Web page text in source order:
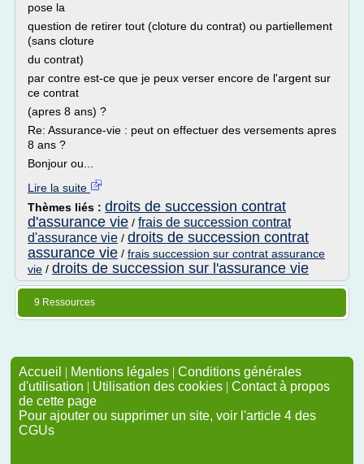
pose la
question de retirer tout (cloture du contrat) ou partiellement
(sans cloture
du contrat)
par contre est-ce que je peux verser encore de l'argent sur
ce contrat
(apres 8 ans) ?
Re: Assurance-vie : peut on effectuer des versements apres
8 ans ?
Bonjour ou...
Lire la suite
Thèmes liés : droits de succession contrat
d'assurance vie / frais de succession contrat
d'assurance vie / droits de succession contrat
assurance vie / frais succession sur contrat assurance
vie / droits de succession sur l'assurance vie
9 Ressources
Accueil | Mentions légales | Conditions générales
d'utilisation | Utilisation des cookies | Contact à propos
de cette page
Pour ajouter ou supprimer un site, voir l'article 4 des
CGUs